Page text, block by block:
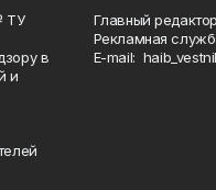
ТУ
в
и
Главный
Рекламная
Е-mаil: